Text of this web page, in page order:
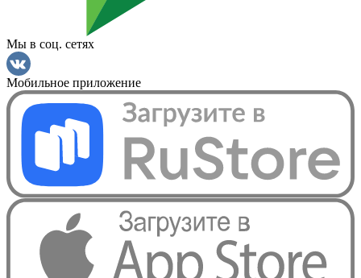
Мы в соц. сетях
Мобильное приложение